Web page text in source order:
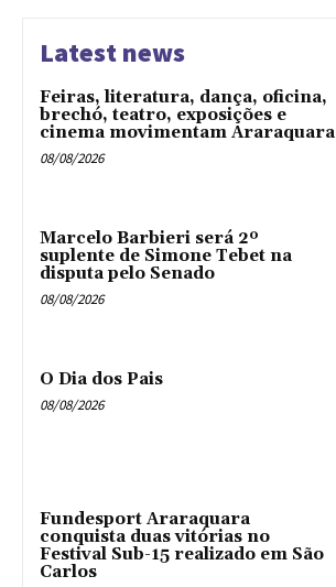
Latest news
Feiras, literatura, dança, oficina,
brechó, teatro, exposições e
cinema movimentam Araraquara
08/08/2026
Marcelo Barbieri será 2º
suplente de Simone Tebet na
disputa pelo Senado
08/08/2026
O Dia dos Pais
08/08/2026
Fundesport Araraquara
conquista duas vitórias no
Festival Sub-15 realizado em São
Carlos